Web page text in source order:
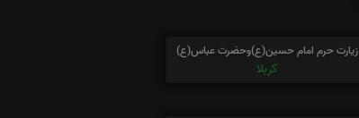
زیارت حرم امام حسین(ع)وحضرت عباس(ع)
کربلا